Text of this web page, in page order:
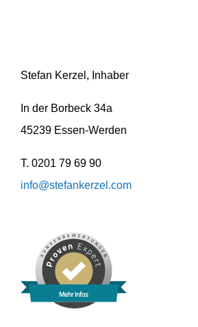
Stefan Kerzel, Inhaber
In der Borbeck 34a
45239 Essen-Werden
T. 0201 79 69 90
info@stefankerzel.com
Mehr Infos